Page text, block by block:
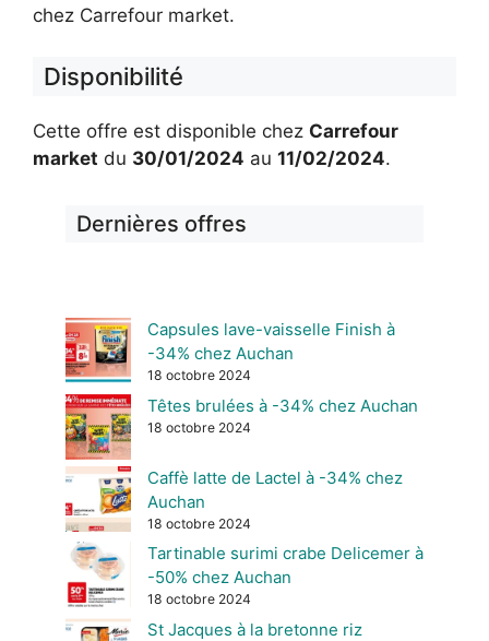
chez Carrefour market.
Disponibilité
Cette offre est disponible chez Carrefour
market du 30/01/2024 au 11/02/2024.
Dernières offres
Capsules lave-vaisselle Finish à
-34% chez Auchan
18 octobre 2024
Têtes brulées à -34% chez Auchan
18 octobre 2024
Caffè latte de Lactel à -34% chez
Auchan
18 octobre 2024
Tartinable surimi crabe Delicemer à
-50% chez Auchan
18 octobre 2024
St Jacques à la bretonne riz